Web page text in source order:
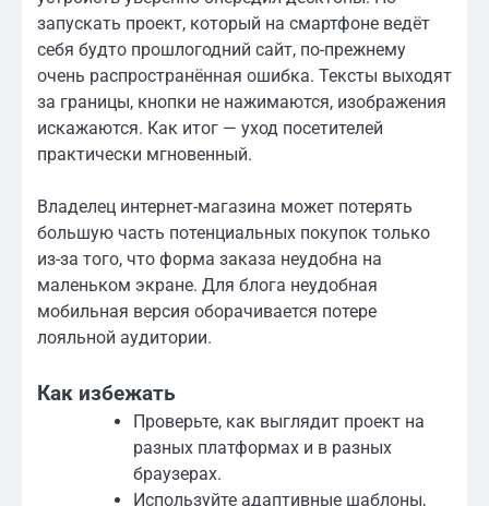
запускать проект, который на смартфоне ведёт
себя будто прошлогодний сайт, по-прежнему
очень распространённая ошибка. Тексты выходят
за границы, кнопки не нажимаются, изображения
искажаются. Как итог — уход посетителей
практически мгновенный.
Владелец интернет-магазина может потерять
большую часть потенциальных покупок только
из-за того, что форма заказа неудобна на
маленьком экране. Для блога неудобная
мобильная версия оборачивается потере
лояльной аудитории.
Как избежать
Проверьте, как выглядит проект на
разных платформах и в разных
браузерах.
Используйте адаптивные шаблоны,